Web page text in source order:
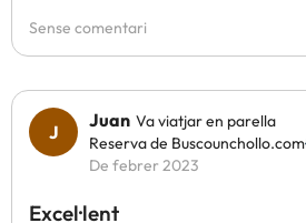
Sense comentari
Juan Va viatjar en parella
Reserva de Buscounchollo.com
De febrer 2023
Excel·lent